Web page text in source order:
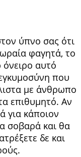
ύπνο σας ότι
φαγητά, το
όνειρο αυτό
που
με άνθρωπο
επιθυμητό. Αν
για κάποιον
σοβαρά και θα
δε και